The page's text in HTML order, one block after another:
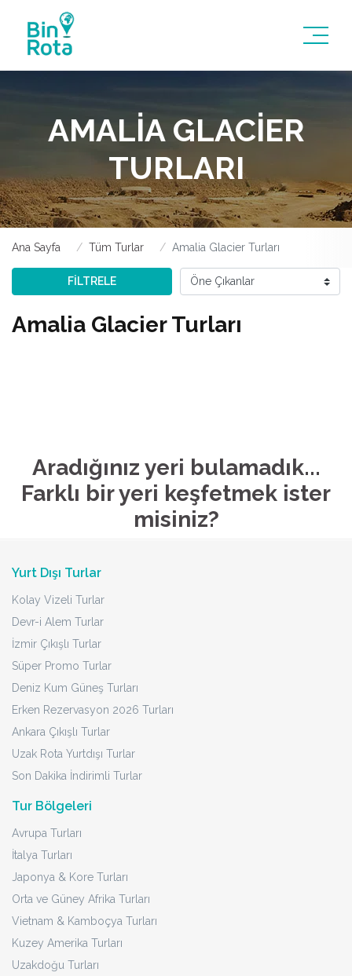
AMALIA GLACIER
TURLARI
Ana Sayfa Tüm Turlar Amalia Glacier Turları
FİLTRELE
Amalia Glacier Turları
Aradığınız yeri bulamadık...
Farklı bir yeri keşfetmek ister
misiniz?
Yurt Dışı Turlar
Kolay Vizeli Turlar
Devr-i Alem Turlar
İzmir Çıkışlı Turlar
Süper Promo Turlar
Deniz Kum Güneş Turları
Erken Rezervasyon 2026 Turları
Ankara Çıkışlı Turlar
Uzak Rota Yurtdışı Turlar
Son Dakika İndirimli Turlar
Tur Bölgeleri
Avrupa Turları
İtalya Turları
Japonya & Kore Turları
Orta ve Güney Afrika Turları
Vietnam & Kamboçya Turları
Kuzey Amerika Turları
Uzakdoğu Turları